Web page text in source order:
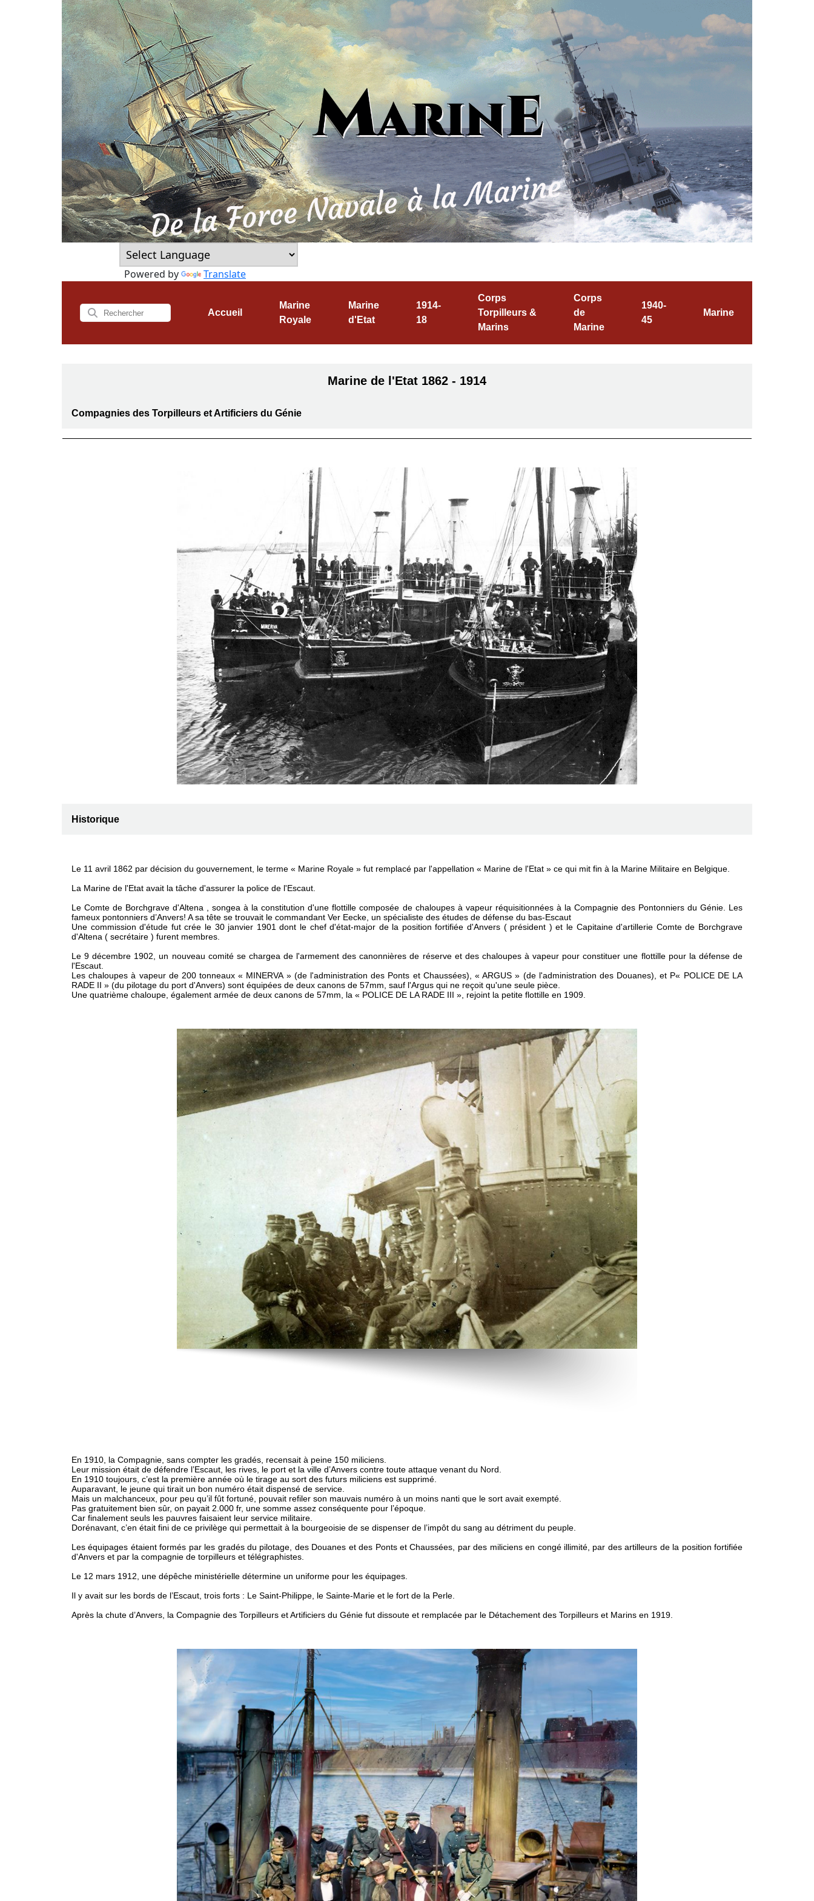
Powered by Translate
Accueil
Marine
Royale
Marine
d'Etat
1914-
18
Corps
Torpilleurs &
Marins
Corps
de
Marine
1940-
45
Marine
Marine de l'Etat 1862 - 1914
Compagnies des Torpilleurs et Artificiers du Génie
Historique
Le 11 avril 1862 par décision du gouvernement, le terme « Marine Royale » fut remplacé par l'appellation « Marine de l'Etat » ce qui mit fin à la Marine Militaire en Belgique.
La Marine de l'Etat avait la tâche d'assurer la police de l'Escaut.
Le Comte de Borchgrave d'Altena , songea à la constitution d'une flottille composée de chaloupes à vapeur réquisitionnées à la Compagnie des Pontonniers du Génie. Les
fameux pontonniers d’Anvers! A sa tête se trouvait le commandant Ver Eecke, un spécialiste des études de défense du bas-Escaut
Une commission d'étude fut crée le 30 janvier 1901 dont le chef d'état-major de la position fortifiée d'Anvers ( président ) et le Capitaine d'artillerie Comte de Borchgrave
d'Altena ( secrétaire ) furent membres.
Le 9 décembre 1902 ,un nouveau comité se chargea de l'armement des canonnières de réserve et des chaloupes à vapeur pour constituer une flottille pour la défense de
l'Escaut.
Les chaloupes à vapeur de 200 tonneaux« MINERVA »(de l'administration des Ponts et Chaussées), « ARGUS » (de l'administration des Douanes), et P« POLICE DE LA
RADE II » (du pilotage du port d'Anvers) sont équipées de deux canons de 57mm, sauf l'Argus qui ne reçoit qu'une seule pièce.
Une quatrième chaloupe, également armée de deux canons de 57mm, la « POLICE DE LA RADE III » , rejoint la petite flottille en 1909.
En 1910, la Compagnie, sans compter les gradés, recensait à peine 150 miliciens.
Leur mission était de défendre l’Escaut, les rives, le port et la ville d’Anvers contre toute attaque venant du Nord.
En 1910 toujours, c’est la première année où le tirage au sort des futurs miliciens est supprimé.
Auparavant, le jeune qui tirait un bon numéro était dispensé de service.
Mais un malchanceux, pour peu qu’il fût fortuné, pouvait refiler son mauvais numéro à un moins nanti que le sort avait exempté.
Pas gratuitement bien sûr, on payait 2.000 fr, une somme assez conséquente pour l’époque.
Car finalement seuls les pauvres faisaient leur service militaire.
Dorénavant, c’en était fini de ce privilège qui permettait à la bourgeoisie de se dispenser de l’impôt du sang au détriment du peuple.
Les équipages étaient formés par les gradés du pilotage, des Douanes et des Ponts et Chaussées, par des miliciens en congé illimité, par des artilleurs de la position fortifiée
d'Anvers et par la compagnie de torpilleurs et télégraphistes.
Le 12 mars 1912, une dépêche ministérielle détermine un uniforme pour les équipages.
Il y avait sur les bords de l’Escaut, trois forts : Le Saint-Philippe, le Sainte-Marie et le fort de la Perle.
Après la chute d’Anvers, la Compagnie des Torpilleurs et Artificiers du Génie fut dissoute et remplacée par le Détachement des Torpilleurs et Marins en 1919.